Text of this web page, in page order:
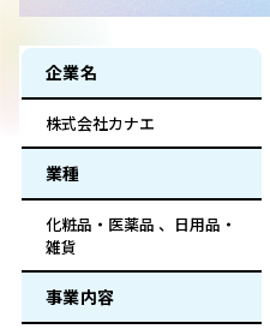
企業名
株式会社カナエ
業種
化粧品・医薬品 、日用品・
雑貨
事業内容